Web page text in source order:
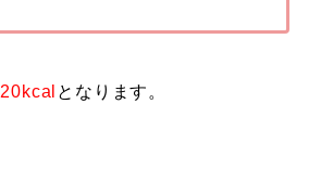
となります。